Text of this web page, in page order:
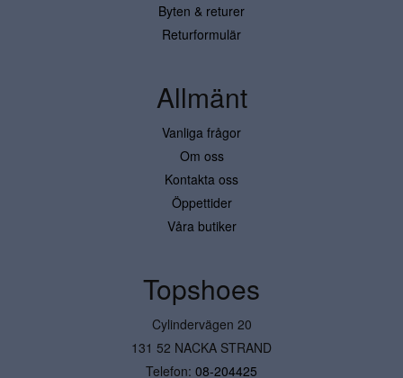
Byten & returer
Returformulär
Allmänt
Vanliga frågor
Om oss
Kontakta oss
Öppettider
Våra butiker
Topshoes
Cylindervägen 20
131 52 NACKA STRAND
Telefon: 08-204425